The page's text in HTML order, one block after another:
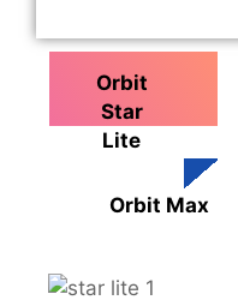
Orbit
Star
Lite
Orbit Max